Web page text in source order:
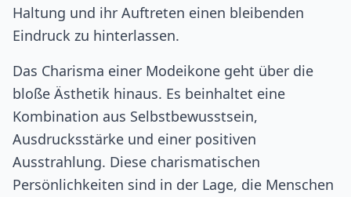
Haltung und ihr Auftreten einen bleibenden
Eindruck zu hinterlassen.
Das Charisma einer Modeikone geht über die
bloße Ästhetik hinaus. Es beinhaltet eine
Kombination aus Selbstbewusstsein,
Ausdrucksstärke und einer positiven
Ausstrahlung. Diese charismatischen
Persönlichkeiten sind in der Lage, die Menschen